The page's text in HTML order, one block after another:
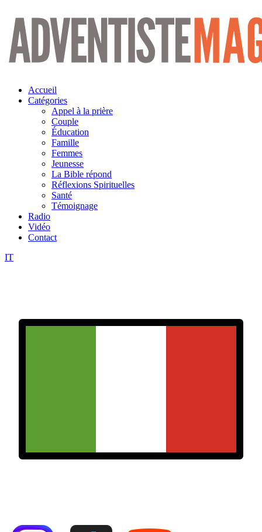
Aller
contenu
Accueil
Catégories
Appel à la prière
Couple
Éducation
Famille
Femmes
Jeunesse
La Bible répond
Réflexions Spirituelles
Santé
Témoignage
Radio
Vidéo
Contact
IT